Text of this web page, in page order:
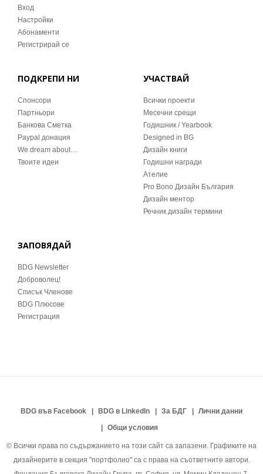
Вход
Настройки
Абонаменти
Регистрирай се
ПОДКРЕПИ НИ
Спонсори
Партньори
Банкова Сметка
Paypal донация
We dream about…
Твоите идеи
УЧАСТВАЙ
Всички проекти
Месечни срещи
Годишник / Yearbook
Designed in BG
Дизайн книги
Годишни награди
Ателие
Pro Bono Дизайн България
Дизайн ментор
Речник дизайн термини
ЗАПОВЯДАЙ
BDG Newsletter
Доброволец!
Списък Членове
BDG Плюсове
Регистрация
BDG във Facebook BDG в LinkedIn За БДГ
Лични данни
Общи условия
© Всички права по съдържанието на този сайт са запазени. Графиките на
дизайнерите в секция "портфолио" са с права на съответните автори.